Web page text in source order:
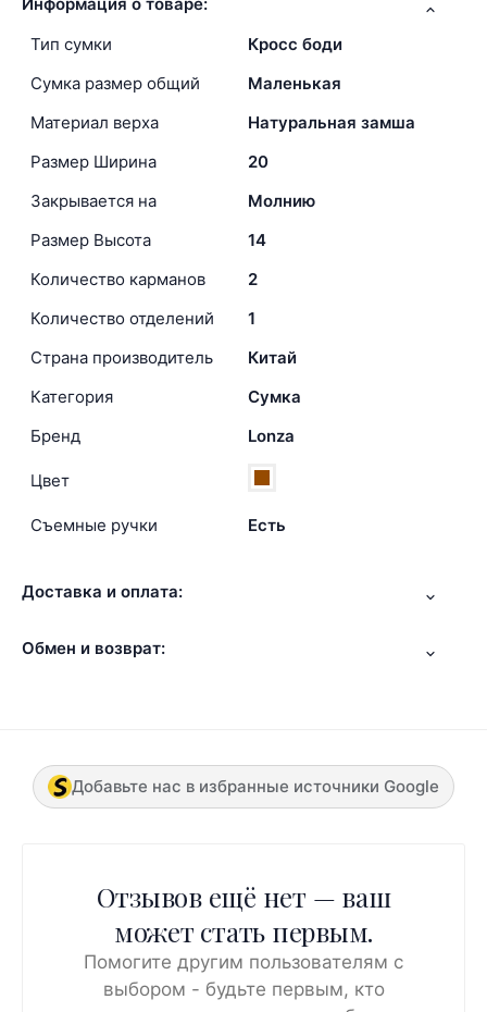
Тип сумки
Кросс боди
Сумка размер общий
Маленькая
Материал верха
Натуральная замша
Размер Ширина
20
Закрывается на
Молнию
Размер Высота
14
Количество карманов
2
Количество отделений
1
Страна производитель
Китай
Категория
Сумка
Бренд
Lonza
Цвет
Съемные ручки Есть
Доставка и оплата:
Обмен и возврат:
Добавьте нас в избранные источники Google
Отзывов ещё нет — ваш
может стать первым.
Помогите другим пользователям с
выбором - будьте первым, кто